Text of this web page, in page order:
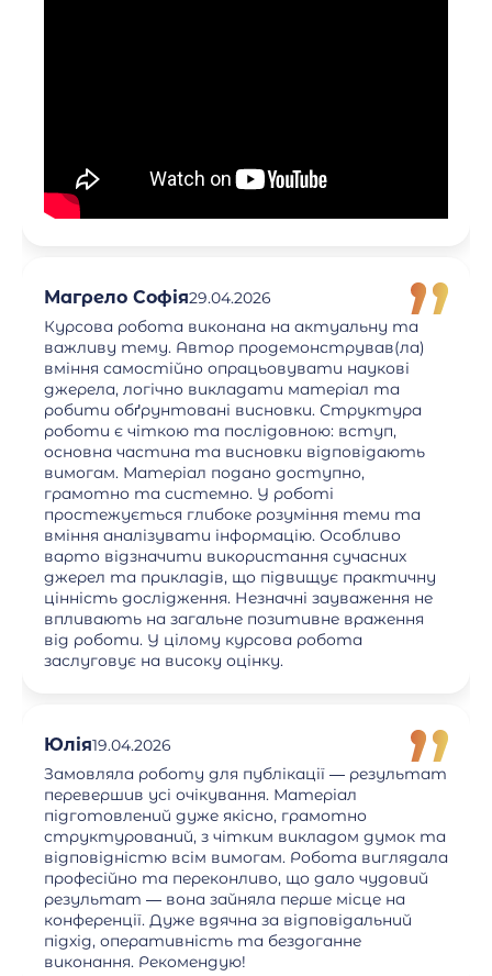
Магрело Софія29.04.2026
Курсова робота виконана на актуальну та
важливу тему. Автор продемонстрував(ла)
вміння самостійно опрацьовувати наукові
джерела, логічно викладати матеріал та
робити обґрунтовані висновки. Структура
роботи є чіткою та послідовною: вступ,
основна частина та висновки відповідають
вимогам. Матеріал подано доступно,
грамотно та системно. У роботі
простежується глибоке розуміння теми та
вміння аналізувати інформацію. Особливо
варто відзначити використання сучасних
джерел та прикладів, що підвищує практичну
цінність дослідження. Незначні зауваження не
впливають на загальне позитивне враження
від роботи. У цілому курсова робота
заслуговує на високу оцінку.
Юлія19.04.2026
Замовляла роботу для публікації — результат
перевершив усі очікування. Матеріал
підготовлений дуже якісно, грамотно
структурований, з чітким викладом думок та
відповідністю всім вимогам. Робота виглядала
професійно та переконливо, що дало чудовий
результат — вона зайняла перше місце на
конференції. Дуже вдячна за відповідальний
підхід, оперативність та бездоганне
виконання. Рекомендую!